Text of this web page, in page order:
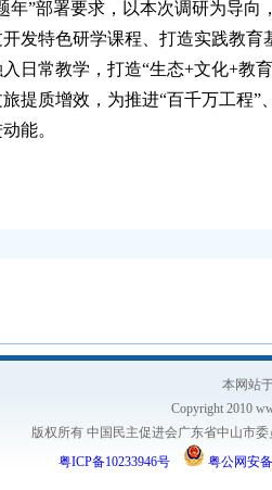
年”部署要求，以本次调研为导向
发特色研学课程、打造实践教育
日常教学，打造“生态+文化+教
提质增效，为推进“百千万工程”
能。
本网站
Copyright 2010
版权所有 中国民主促进会广东省中山市
粤ICP备10233946号
粤公网安